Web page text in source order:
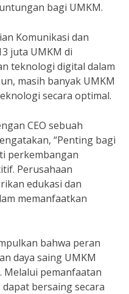
bagi UMKM.
Komunikasi dan
juta UMKM di
teknologi digital dalam
masih banyak UMKM
secara optimal.
CEO sebuah
“Penting bagi
perkembangan
Perusahaan
edukasi dan
memanfaatkan
bahwa peran
daya saing UMKM
Melalui pemanfaatan
bersaing secara